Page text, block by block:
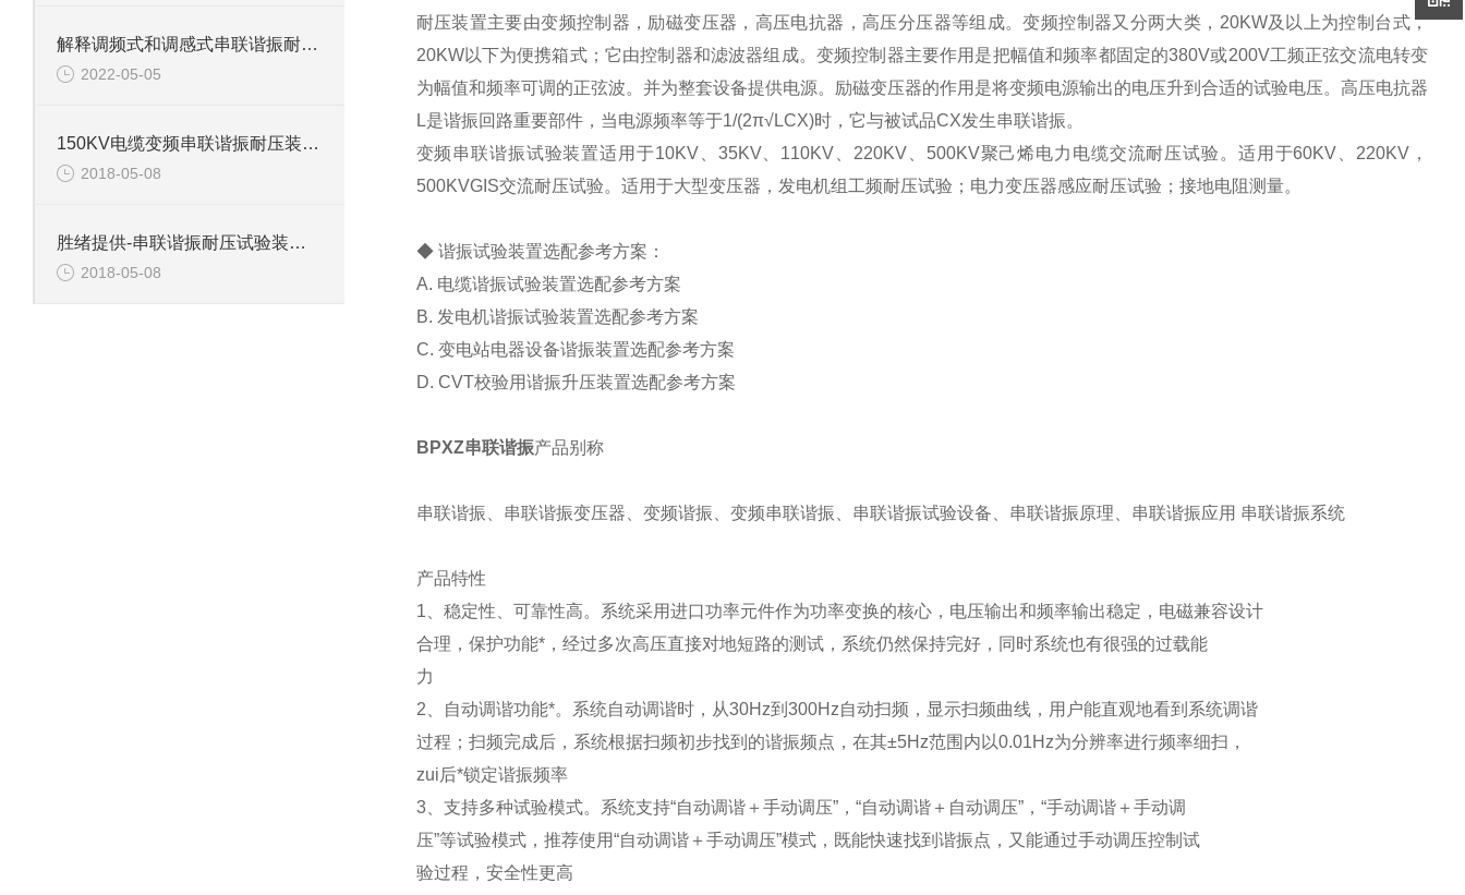
解释调频式和调感式串联谐振耐压试验装置有什么区别？
2022-05-05
150KV电缆变频串联谐振耐压装置介绍
2018-05-08
胜绪提供-串联谐振耐压试验装置主要功能
2018-05-08
耐压装置主要由变频控制器，励磁变压器，高压电抗器，高压分压器等组成。变频控制器又分两大类，20KW及以上为控制台式，
20KW以下为便携箱式；它由控制器和滤波器组成。变频控制器主要作用是把幅值和频率都固定的380V或200V工频正弦交流电转变
为幅值和频率可调的正弦波。并为整套设备提供电源。励磁变压器的作用是将变频电源输出的电压升到合适的试验电压。高压电抗器
L是谐振回路重要部件，当电源频率等于1/(2π√LCX)时，它与被试品CX发生串联谐振。
变频串联谐振试验装置适用于10KV、35KV、110KV、220KV、500KV聚己烯电力电缆交流耐压试验。适用于60KV、220KV，
500KVGIS交流耐压试验。适用于大型变压器，发电机组工频耐压试验；电力变压器感应耐压试验；接地电阻测量。
◆ 谐振试验装置选配参考方案：
A. 电缆谐振试验装置选配参考方案
B. 发电机谐振试验装置选配参考方案
C. 变电站电器设备谐振装置选配参考方案
D. CVT校验用谐振升压装置选配参考方案
BPXZ串联谐振产品别称
串联谐振、串联谐振变压器、变频谐振、变频串联谐振、串联谐振试验设备、串联谐振原理、串联谐振应用 串联谐振系统
产品特性
1、稳定性、可靠性高。系统采用进口功率元件作为功率变换的核心，电压输出和频率输出稳定，电磁兼容设计
合理，保护功能*，经过多次高压直接对地短路的测试，系统仍然保持完好，同时系统也有很强的过载能
力
2、自动调谐功能*。系统自动调谐时，从30Hz到300Hz自动扫频，显示扫频曲线，用户能直观地看到系统调谐
过程；扫频完成后，系统根据扫频初步找到的谐振频点，在其±5Hz范围内以0.01Hz为分辨率进行频率细扫，
zui后*锁定谐振频率
3、支持多种试验模式。系统支持“自动调谐＋手动调压”，“自动调谐＋自动调压”，“手动调谐＋手动调
压”等试验模式，推荐使用“自动调谐＋手动调压”模式，既能快速找到谐振点，又能通过手动调压控制试
验过程，安全性更高